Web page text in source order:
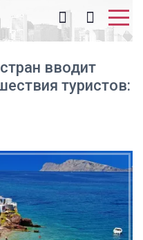
вводит
туристов: